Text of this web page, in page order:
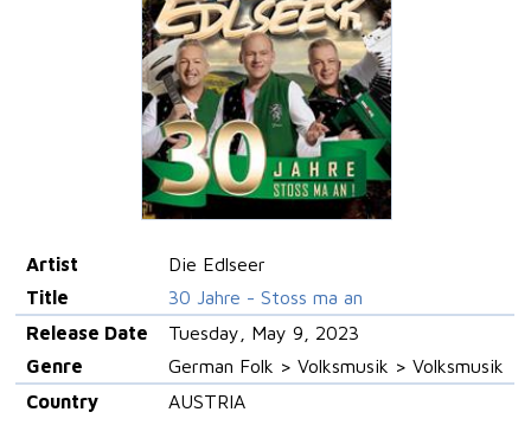
Artist
Die Edlseer
Title
30 Jahre - Stoss ma an
Release Date
Tuesday, May 9, 2023
Genre
German Folk > Volksmusik > Volksmusik
Country
AUSTRIA